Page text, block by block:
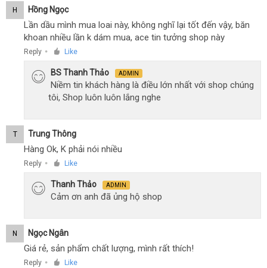
H Hồng Ngọc
Lần dầu mình mua loai này, không nghĩ lại tốt đến vậy, băn
khoan nhiều lần k dám mua, ace tin tưởng shop này
Reply ● Like
BS Thanh Thảo ADMIN
Niềm tin khách hàng là điều lớn nhất với shop chúng
tôi, Shop luôn luôn lắng nghe
T Trung Thông
Hàng Ok, K phải nói nhiều
Reply ● Like
Thanh Thảo ADMIN
Cảm ơn anh đã ủng hộ shop
N Ngọc Ngân
Giá rẻ, sản phẩm chất lượng, mình rất thích!
Reply ● Like